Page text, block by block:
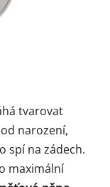
tvarovat
narození,
spí na zádech.
maximální